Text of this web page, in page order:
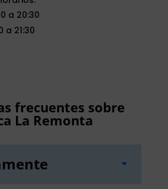
a 20:30
a 21:30
frecuentes sobre
La Remonta